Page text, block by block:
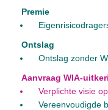
Premie
Ontslag
Ontslag zonder
Aanvraag WIA-
Verplichte visie
Vereenvoudigde